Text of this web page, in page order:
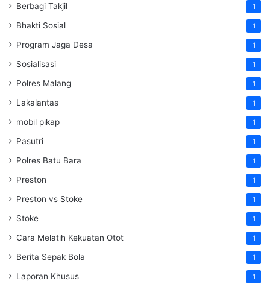
Berbagi Takjil 1
Bhakti Sosial 1
Program Jaga Desa 1
Sosialisasi 1
Polres Malang 1
Lakalantas 1
mobil pikap 1
Pasutri 1
Polres Batu Bara 1
Preston 1
Preston vs Stoke 1
Stoke 1
Cara Melatih Kekuatan Otot 1
Berita Sepak Bola 1
Laporan Khusus 1